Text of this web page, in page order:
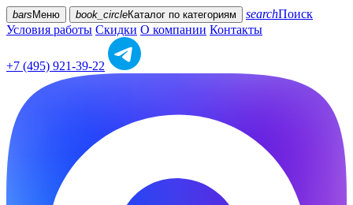
bars Меню book_circleКаталог по категориям searchПоиск
Условия работы Скидки О компании Контакты
+7 (495) 921-39-22